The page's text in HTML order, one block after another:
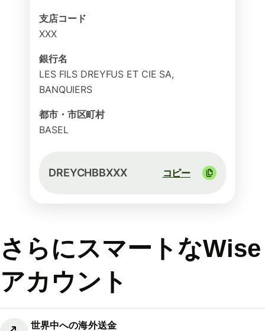
支店コード
XXX
銀行名
LES FILS DREYFUS ET CIE SA,
BANQUIERS
都市・市区町村
BASEL
DREYCHBBXXX コピー
さらにスマートなWise
アカウント
世界中への海外送金